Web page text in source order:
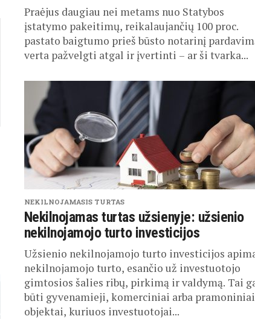
Praėjus daugiau nei metams nuo Statybos
įstatymo pakeitimų, reikalaujančių 100 proc.
pastato baigtumo prieš būsto notarinį
verta pažvelgti atgal ir įvertinti – ar ši tvarka...
NEKILNOJAMASIS TURTAS
Nekilnojamas turtas užsienyje: užsienio
nekilnojamojo turto investicijos
Užsienio nekilnojamojo turto investicijos
nekilnojamojo turto, esančio už investuotojo
gimtosios šalies ribų, pirkimą ir valdymą. Tai
būti gyvenamieji, komerciniai arba pramoniniai
objektai, kuriuos investuotojai...